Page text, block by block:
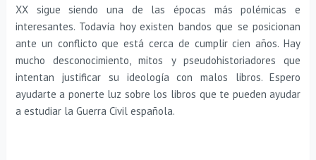
XX sigue siendo una de las épocas más polémicas e
interesantes. Todavía hoy existen bandos que se posicionan
ante un conflicto que está cerca de cumplir cien años. Hay
mucho desconocimiento, mitos y pseudohistoriadores que
intentan justificar su ideología con malos libros. Espero
ayudarte a ponerte luz sobre los libros que te pueden ayudar
a estudiar la Guerra Civil española.